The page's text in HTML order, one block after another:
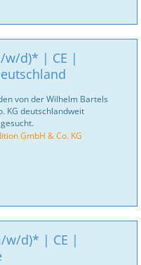
w/d)* | CE |
von der Wilhelm Bartels
KG deutschlandweit
GmbH & Co. KG
w/d)* | CE |